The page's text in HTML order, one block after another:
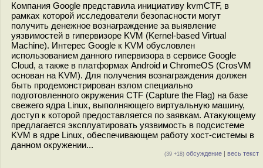
Компания Google представила инициативу kvmCTF, в
рамках которой исследователи безопасности могут
получить денежное вознаграждение за выявление
уязвимостей в гипервизоре KVM (Kernel-based Virtual
Machine). Интерес Google к KVM обусловлен
использованием данного гипервизора в сервисе Google
Cloud, а также в платформах Android и ChromeOS (CrosVM
основан на KVM). Для получения вознаграждения должен
быть продемонстрирован взлом специально
подготовленного окружения CTF (Capture the Flag) на базе
свежего ядра Linux, выполняющего виртуальную машину,
доступ к которой предоставляется по заявкам. Атакующему
предлагается эксплуатировать уязвимость в подсистеме
KVM в ядре Linux, обеспечивающем работу хост-системы в
данном окружении...
(39 +18) обсуждение | весь текст